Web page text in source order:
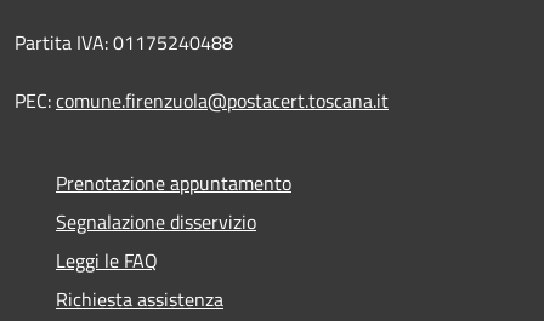
Partita IVA: 01175240488
PEC:comune.firenzuola@postacert.toscana.it
Prenotazione appuntamento
Segnalazione disservizio
Leggi le FAQ
Richiesta assistenza